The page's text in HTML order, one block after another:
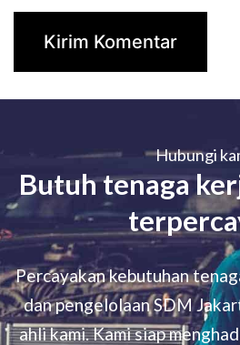
Hubungi
Butuh tenaga
Percayakan kebutuhan
dan pengelolaan SDM
ahli kami. Kami siap